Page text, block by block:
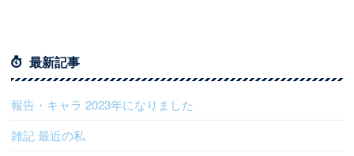
最新記事
報告・キャラ 2023年になりました
雑記 最近の私